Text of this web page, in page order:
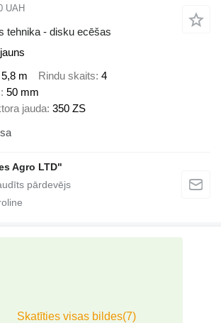
UAH
tehnika - disku ecēšas
jauns
5,8 m Rindu skaits 4
50 mm
jauda 350 ZS
Agro LTD"